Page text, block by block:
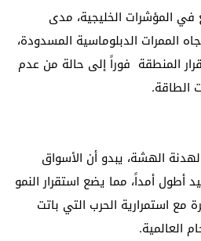
المؤشرات الخليجية، مدى
الممرات الدبلوماسية المسدودة،
المنطقة فوراً إلى حالة من عدم
الطاقة.
الهشة، يبدو أن الأسواق
أمداً، مما يضع استقرار النمو
استمرارية الحرب التي باتت
العالمية.